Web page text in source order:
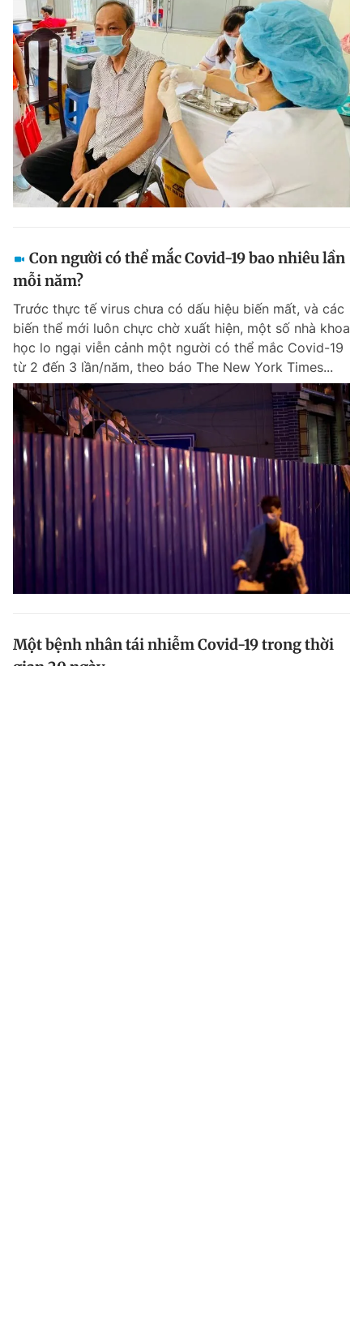
Con người có thể mắc Covid-19 bao nhiêu lần
mỗi năm?
Trước thực tế virus chưa có dấu hiệu biến mất, và các
biến thể mới luôn chực chờ xuất hiện, một số nhà khoa
học lo ngại viễn cảnh một người có thể mắc Covid-19
từ 2 đến 3 lần/năm, theo báo The New York Times...
Một bệnh nhân tái nhiễm Covid-19 trong thời
gian 20 ngày